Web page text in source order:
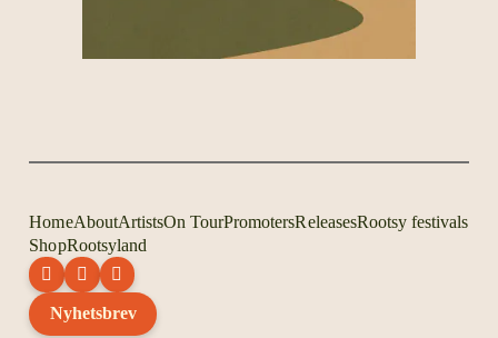
HomeAboutArtistsOn TourPromotersReleasesRootsy festivals
ShopRootsyland
Nyhetsbrev